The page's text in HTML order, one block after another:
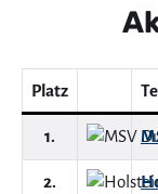
Platz
1.
2.